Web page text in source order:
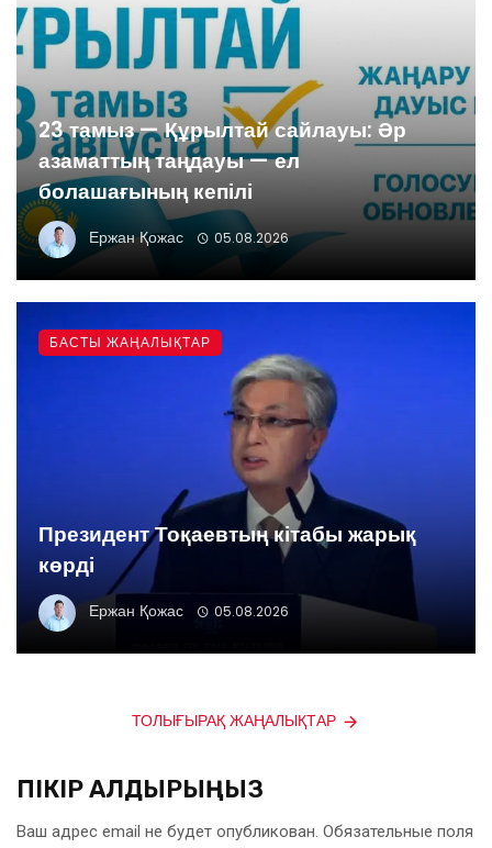
23 тамыз — Құрылтай сайлауы: Әр
азаматтың таңдауы — ел
болашағының кепілі
Ержан Қожас 05.08.2026
Президент Тоқаевтың кітабы жарық
көрді
Ержан Қожас 05.08.2026
БАСТЫ ЖАҢАЛЫҚТАР
ТОЛЫҒЫРАҚ ЖАҢАЛЫҚТАР
ПІКІР ҚАЛДЫРЫҢЫЗ
Ваш адрес email не будет опубликован. Обязательные поля